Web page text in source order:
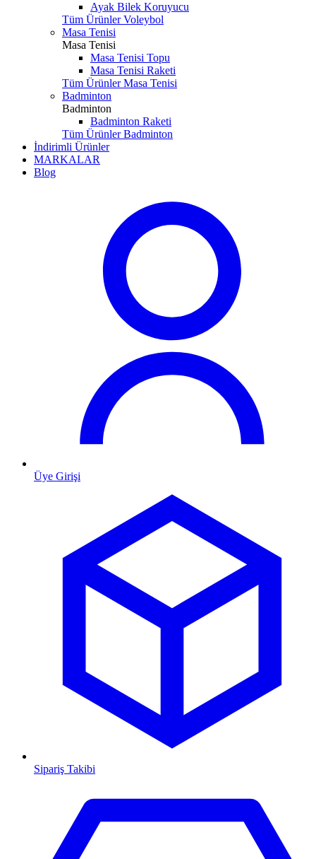
Ayak Bilek Koruyucu
Tüm Ürünler Voleybol
Masa Tenisi
Masa Tenisi
Masa Tenisi Topu
Masa Tenisi Raketi
Tüm Ürünler Masa Tenisi
Badminton
Badminton
Badminton Raketi
Tüm Ürünler Badminton
İndirimli Ürünler
MARKALAR
Blog
Üye Girişi
Sipariş Takibi